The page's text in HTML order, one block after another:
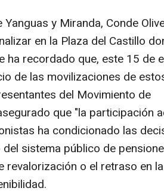
y Miranda, Conde
en la Plaza del Castillo
ha recordado que, este 15 de
de las movilizaciones de
del Movimiento de
que "la participación
ha condicionado las
sistema público de
revalorización o el retraso en la